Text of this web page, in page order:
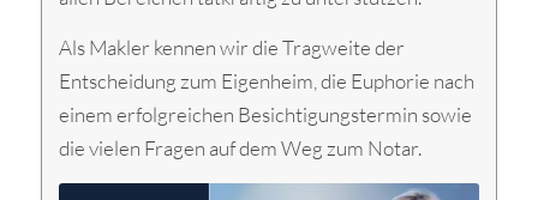
Als Makler kennen wir die Tragweite der
Entscheidung zum Eigenheim, die Euphorie nach
einem erfolgreichen Besichtigungstermin sowie
die vielen Fragen auf dem Weg zum Notar.